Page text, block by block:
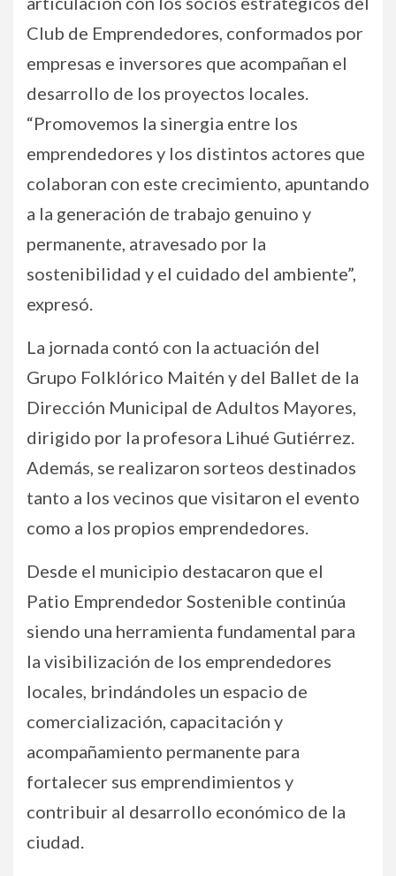
Club de Emprendedores, conformados por
empresas e inversores que acompañan el
desarrollo de los proyectos locales.
“Promovemos la sinergia entre los
emprendedores y los distintos actores que
colaboran con este crecimiento, apuntando
a la generación de trabajo genuino y
permanente, atravesado por la
sostenibilidad y el cuidado del ambiente”,
expresó.
La jornada contó con la actuación del
Grupo Folklórico Maitén y del Ballet de la
Dirección Municipal de Adultos Mayores,
dirigido por la profesora Lihué Gutiérrez.
Además, se realizaron sorteos destinados
tanto a los vecinos que visitaron el evento
como a los propios emprendedores.
Desde el municipio destacaron que el
Patio Emprendedor Sostenible continúa
siendo una herramienta fundamental para
la visibilización de los emprendedores
locales, brindándoles un espacio de
comercialización, capacitación y
acompañamiento permanente para
fortalecer sus emprendimientos y
contribuir al desarrollo económico de la
ciudad.